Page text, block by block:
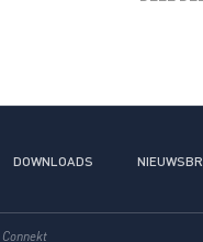
DOWNLOADS
Connekt